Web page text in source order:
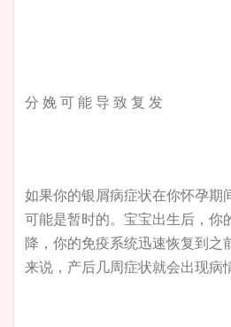
分 娩 可 能 导 致 复 发
如果你的银屑病症状在你怀孕期
可能是暂时的。宝宝出生后，你
降，你的免疫系统迅速恢复到之
来说，产后几周症状就会出现病